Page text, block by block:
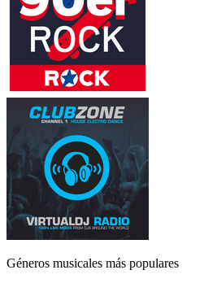
Géneros musicales más populares